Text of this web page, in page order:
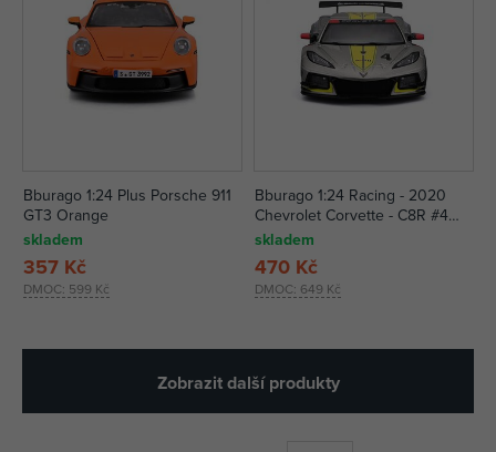
Bburago 1:24 Plus Porsche 911
GT3 Orange
skladem
DMOC: 599 Kč
357 Kč
Bburago 1:24 Racing - 2020
Chevrolet Corvette - C8R #4
Yellow
skladem
DMOC: 649 Kč
470 Kč
Zobrazit další produkty